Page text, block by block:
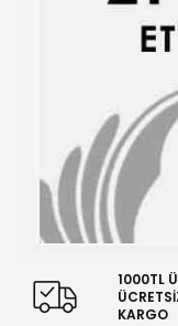
1000TL
KARGO